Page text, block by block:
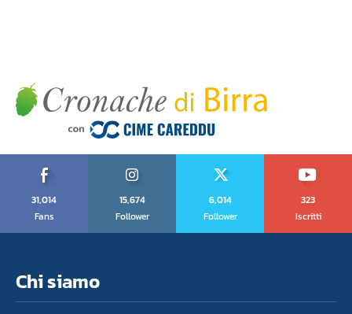
31,014
Fans
15,674
Follower
6,014
Follower
323
Iscritti
Chi siamo